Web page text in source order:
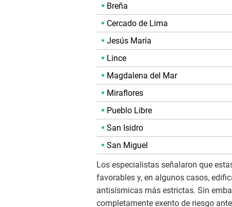
Breña
Cercado de Lima
Jesús María
Lince
Magdalena del Mar
Miraflores
Pueblo Libre
San Isidro
San Miguel
Los especialistas señalaron que
favorables y, en algunos casos,
antisísmicas más estrictas. Sin
completamente exento de riesgo